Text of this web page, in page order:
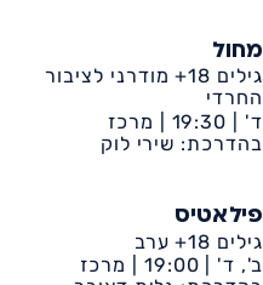
מחול
גילים 18+ מודרני לציבור
החרדי
ד' | 19:30 |
מרכז
קהילתי דיונה
בהדרכת: שירי לוק
פילאטיס
גילים 18+ ערב
ב', ד' | 19:00 |
מרכז